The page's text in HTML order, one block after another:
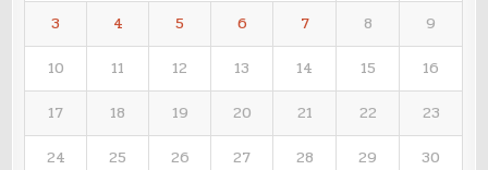
3
4 5 6 7 8
9
10
11 12 13 14 15
16
17
18 19 20 21 22
23
24
25 26 27 28 29
30